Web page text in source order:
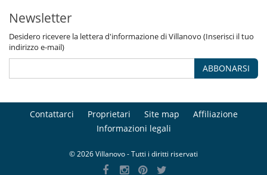
Newsletter
Desidero ricevere la lettera d'informazione di Villanovo (Inserisci il tuo
indirizzo e-mail)
ABBONARSI
Contattarci Proprietari Site map
Affiliazione
Informazioni legali
© 2026 Villanovo - Tutti i diritti riservati